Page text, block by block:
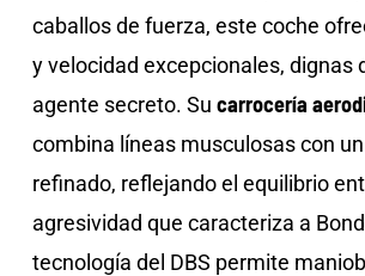
caballos de fuerza, este coche
y velocidad excepcionales, dignas
agente secreto. Su carrocería
combina líneas musculosas con
refinado, reflejando el equilibrio
agresividad que caracteriza a
tecnología del DBS permite